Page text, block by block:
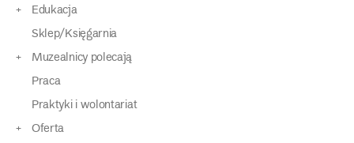
Edukacja
Sklep/Księgarnia
Muzealnicy polecają
Praca
Praktyki i wolontariat
Oferta